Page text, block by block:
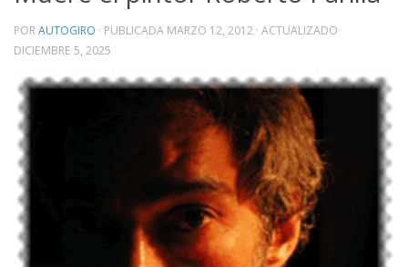
PORAUTOGIRO · PUBLICADA MARZO 12, 2012 · ACTUALIZADO
DICIEMBRE 5, 2025